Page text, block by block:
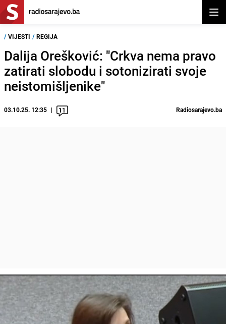
/ VIJESTI / REGIJA
Dalija Orešković: "Crkva nema pravo
zatirati slobodu i sotonizirati svoje
neistomišljenike"
03.10.25. 12:35 11 Radiosarajevo.ba